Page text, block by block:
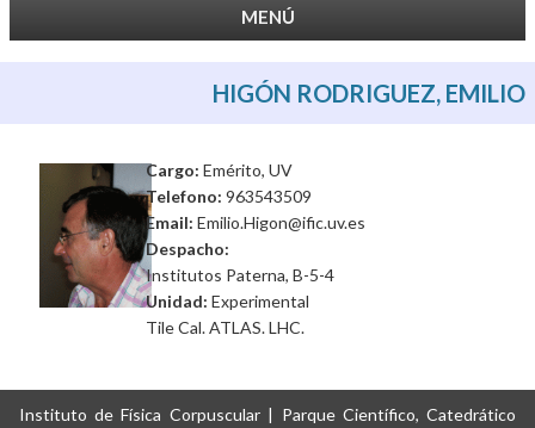
MENÚ
HIGÓN RODRIGUEZ, EMILIO
Cargo:Emérito, UV
Telefono:963543509
Email:Emilio.Higon@ific.uv.es
Despacho:
Institutos Paterna, B-5-4
Unidad:Experimental
Tile Cal. ATLAS. LHC.
Instituto de Física Corpuscular | Parque Científico, Catedrático